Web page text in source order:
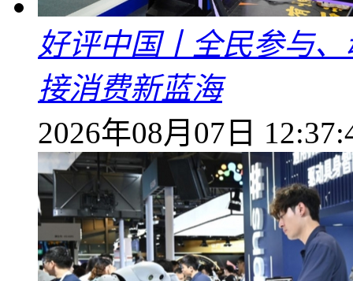
好评中国丨全民参与
接消费新蓝海
2026年08月07日